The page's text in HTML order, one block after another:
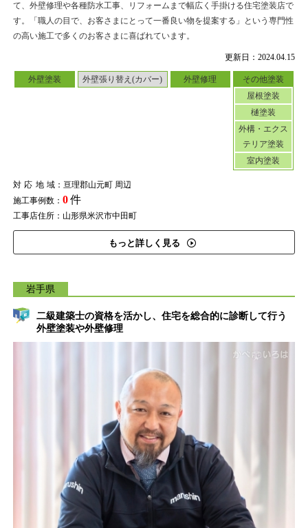
更新日：2024.04.15
外壁塗装 外壁張り替え(カバー) 外壁修理
その他塗装
屋根塗装
樋塗装
外構・エクス
テリア塗装
室内塗装
対応地域：亘理郡山元町 周辺
施工事例数： 0件
工事店住所：山形県米沢市中田町
もっと詳しく見る
て、外壁修理や各種防水工事、リフォームまで幅広く手掛ける住宅塗装店で
す。「職人の目で、お客さまにとって一番良い物を提案する」という専門性
の高い施工で多くのお客さまに喜ばれています。
岩手県
二級建築士の資格を活かし、住宅を総合的に診断して行う
外壁塗装や外壁修理